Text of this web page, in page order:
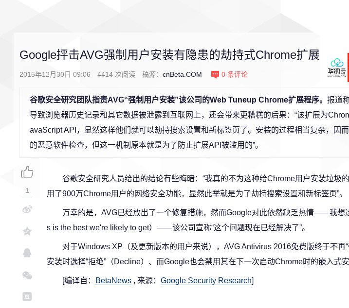
Google抨击AVG强制用户安装有隐患的劫持式Chrome扩展
2015年12月30日 09:06 4414 次阅读 稿源： cnBeta.COM 0 条评论
谷歌安全研究团队指责AVG“强制用户安装”该公司的Web Tuneup Chrome扩展程序。 报道
导致浏览器历史记录和其它数据被泄露到互联网上，还会带来更糟糕的后果：“该扩展为
avaScript API，显然这样他们就可以劫持搜索设置和新标签页了。安装的过程相当复杂，因
的恶意软件检查，但这一机制原本就是为了防止扩展API被滥用的”。
谷歌安全研究人员给出的结论有些晦暗：“我真的不为这种给Chrome用户安装垃圾
用了900万Chrome用户的网络安全功能，显然此举就是为了劫持搜索设置和新标签页”。
万幸的是，AVG已经放出了一个修复措施，然而Google对此依然缺乏热情——我想
s is the best we're likely to get）——该公司宣称“这个问题现在已经解决了”。
对于Windows XP（及更新版本的用户来说），AVG Antivirus 2016免费版终于不再
安装时选择“拒绝”（Decline）、而Google也会禁用其在下一次启动Chrome时的嵌入式安
[编译自： BetaNews , 来源： Google Security Research]
1